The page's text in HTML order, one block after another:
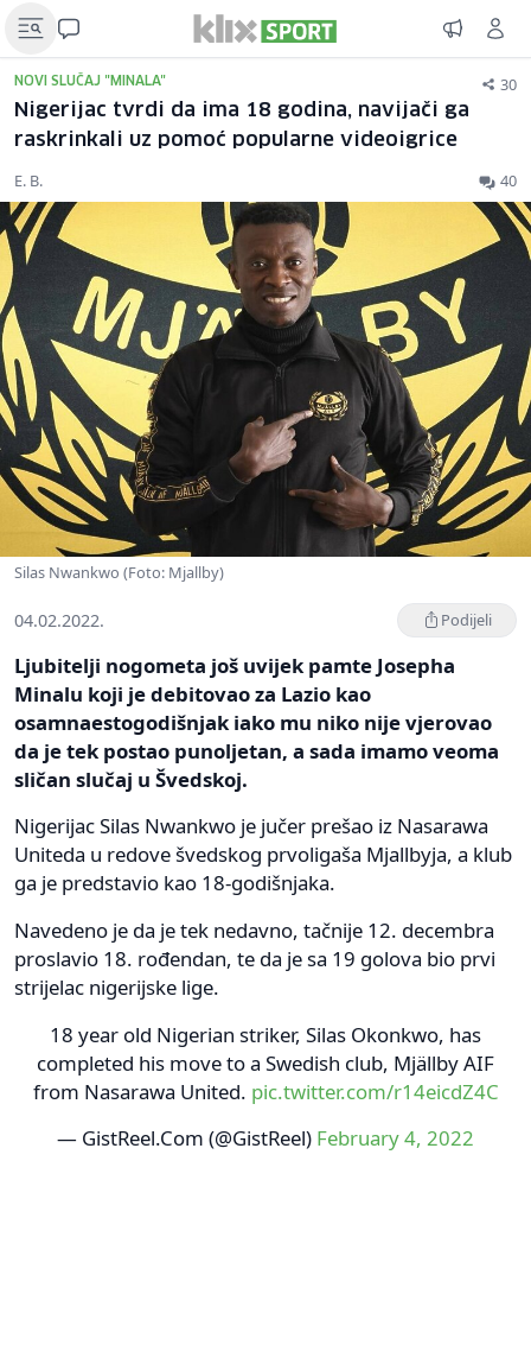
NOVI SLUČAJ "MINALA" 30
Nigerijac tvrdi da ima 18 godina, navijači ga
raskrinkali uz pomoć popularne videoigrice
E. B. 40
Silas Nwankwo (Foto: Mjallby)
04.02.2022. Podijeli
Ljubitelji nogometa još uvijek pamte Josepha
Minalu koji je debitovao za Lazio kao
osamnaestogodišnjak iako mu niko nije vjerovao
da je tek postao punoljetan, a sada imamo veoma
sličan slučaj u Švedskoj.
Nigerijac Silas Nwankwo je jučer prešao iz Nasarawa
Uniteda u redove švedskog prvoligaša Mjallbyja, a klub
ga je predstavio kao 18-godišnjaka.
Navedeno je da je tek nedavno, tačnije 12. decembra
proslavio 18. rođendan, te da je sa 19 golova bio prvi
strijelac nigerijske lige.
18 year old Nigerian striker, Silas Okonkwo, has
completed his move to a Swedish club, Mjällby AIF
from Nasarawa United. pic.twitter.com/r14eicdZ4C
— GistReel.Com (@GistReel) February 4, 2022